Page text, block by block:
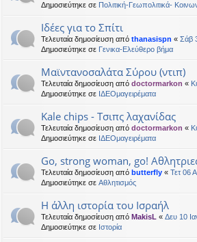
Δημοσιεύτηκε σε Πολιτική-Γεωπολιτικά-
Ιδέες για το Σπίτι
Τελευταία δημοσίευση από thanasispn « Σάβ
Δημοσιεύτηκε σε Γενικα-Ελεύθερο βήμα
Μαϊντανοσαλάτα Σύρου (ντιπ)
Τελευταία δημοσίευση από doctormarkon «
Δημοσιεύτηκε σε ΙΔΕΟμαγειρέματα
Kale chips - Τσιπς λαχανίδας
Τελευταία δημοσίευση από doctormarkon «
Δημοσιεύτηκε σε ΙΔΕΟμαγειρέματα
Go, strong woman, go!
Τελευταία δημοσίευση από butterfly « Τετ 06
Δημοσιεύτηκε σε Αθλητισμός
Η άλλη ιστορία του Ισραήλ
Τελευταία δημοσίευση από MakisL « Δευ 10
Δημοσιεύτηκε σε Ιστορία